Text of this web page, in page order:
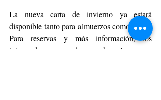
La nueva carta de invierno ya estará
disponible tanto para almuerzos como cenas.
Para reservas y más información, los
interesados pueden hacerlo en